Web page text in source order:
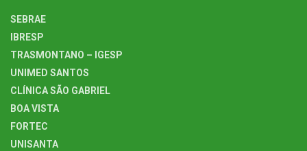
SEBRAE
IBRESP
TRASMONTANO – IGESP
UNIMED SANTOS
CLÍNICA SÃO GABRIEL
BOA VISTA
FORTEC
UNISANTA